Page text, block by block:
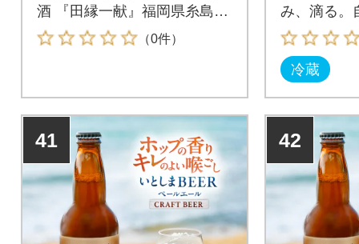
酒 『田縁一献』福岡県糸島市
井原山の麓に広がる美しい棚
田の風景。清流では蛍が舞
手の高齢化は進み、草で覆わ
れた休耕田も増えてきまし
た。
（0件）
み、滴る。
せたブラッ
し、手作り
のワイン2
ークリング
M FARM】
でさまざ
HYM
冷蔵
41 42